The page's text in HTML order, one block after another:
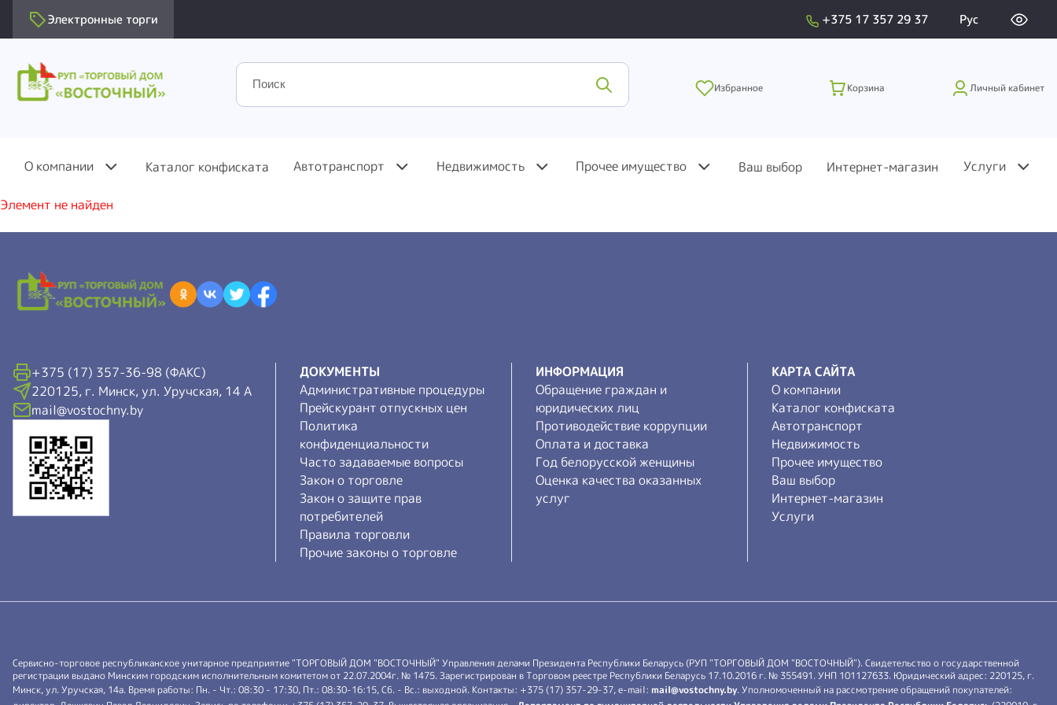
Электронные торги +375 17 357 29 37 Рус
Избранное Корзина Личный кабинет
О компании Каталог конфиската Автотранспорт Недвижимость Прочее имущество Ваш выбор Интернет-магазин Услуги
Элемент не найден
+375 (17) 357-36-98 (ФАКС)
220125, г. Минск, ул. Уручская, 14 А
mail@vostochny.by
ДОКУМЕНТЫ
Административные процедуры
Прейскурант отпускных цен
Политика
конфиденциальности
Часто задаваемые вопросы
Закон о торговле
Закон о защите прав
потребителей
Правила торговли
Прочие законы о торговле
ИНФОРМАЦИЯ
Обращение граждан и
юридических лиц
Противодействие коррупции
Оплата и доставка
Год белорусской женщины
Оценка качества оказанных
услуг
КАРТА САЙТА
О компании
Каталог конфиската
Автотранспорт
Недвижимость
Прочее имущество
Ваш выбор
Интернет-магазин
Услуги
Сервисно-торговое республиканское унитарное предприятие "ТОРГОВЫЙ ДОМ "ВОСТОЧНЫЙ" Управления делами Президента Республики Беларусь (РУП "ТОРГОВЫЙ ДОМ "ВОСТОЧНЫЙ"). Свидетельство о государственной
регистрации выдано Минским городским исполнительным комитетом от 22.07.2004г. № 1475. Зарегистрирован в Торговом реестре Республики Беларусь 17.10.2016 г. № 355491. УНП 101127633. Юридический адрес: 220125, г.
Минск, ул. Уручская, 14а. Время работы: Пн. - Чт.: 08:30 - 17:30, Пт.: 08:30-16:15, Сб. - Вс.: выходной. Контакты: +375 (17) 357-29-37, e-mail: mail@vostochny.by. Уполномоченный на рассмотрение обращений покупателей: